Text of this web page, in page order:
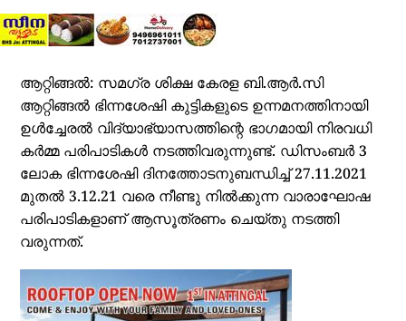
ആറ്റിങ്ങൽ: സമഗ്ര ശിക്ഷ കേരള ബി.ആർ.സി
ആറ്റിങ്ങൽ ഭിന്നശേഷി കുട്ടികളുടെ ഉന്നമനത്തിനായി
ഉൾച്ചേരൽ വിദ്യാഭ്യാസത്തിന്റെ ഭാഗമായി നിരവധി
കർമ്മ പരിപാടികൾ നടത്തിവരുന്നുണ്ട്. ഡിസംബർ 3
ലോക ഭിന്നശേഷി ദിനത്തോടനുബന്ധിച്ച് 27.11.2021
മുതൽ 3.12.21 വരെ നീണ്ടു നിൽക്കുന്ന വാരാഘോഷ
പരിപാടികളാണ് ആസൂത്രണം ചെയ്തു നടത്തി
വരുന്നത്.